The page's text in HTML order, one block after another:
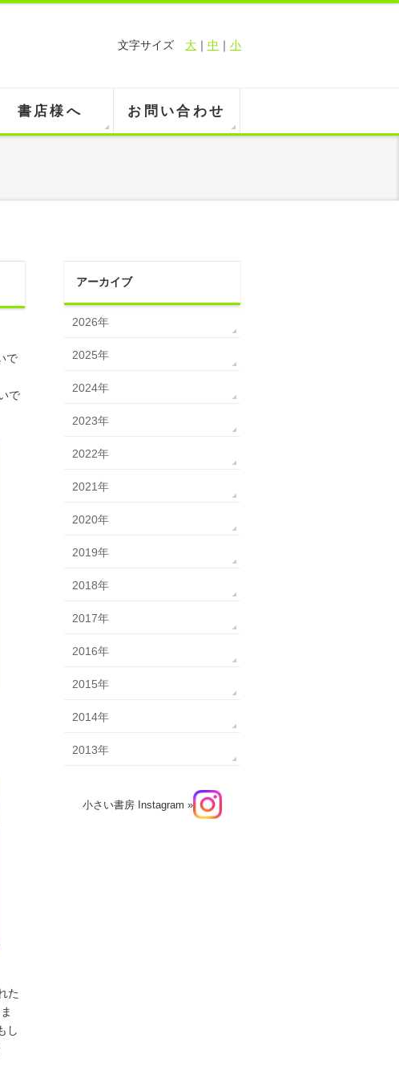
文字サイズ 大 ｜ 中 ｜ 小
書店様へ お問い合わせ
で
で
た
し
アーカイブ
2026年
2025年
2024年
2023年
2022年
2021年
2020年
2019年
2018年
2017年
2016年
2015年
2014年
2013年
小さい書房 Instagram »